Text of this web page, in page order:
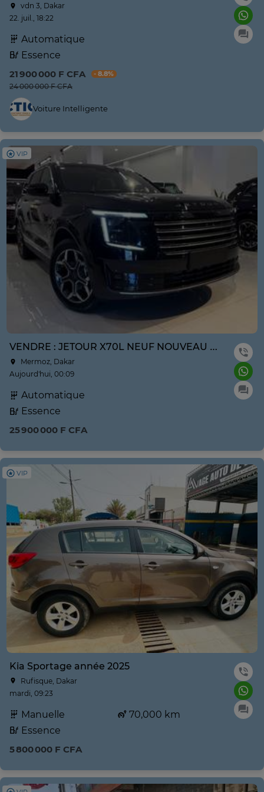
vdn 3, Dakar
22. juil., 18:22
Automatique
Essence
21 900 000 F CFA
- 8.8%
24 000 000 F CFA
Voiture Intelligente
VIP
VENDRE : JETOUR X70L NEUF NOUVEAU MODÈLE ANNE 2026
Mermoz, Dakar
Aujourd'hui, 00:09
Automatique
Essence
25 900 000 F CFA
VIP
Kia Sportage année 2025
Rufisque, Dakar
mardi, 09:23
Manuelle
70,000 km
Essence
5 800 000 F CFA